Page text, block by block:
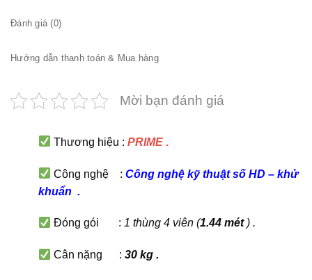
Đánh giá (0)
Hướng dẫn thanh toán & Mua hàng
Mời bạn đánh giá
Thương hiệu :PRIME .
Công nghệ :Công nghệ kỹ thuật số HD –khử
khuẩn .
Đóng gói :1 thùng 4 viên (1.44 mét) .
Cân nặng :30 kg .